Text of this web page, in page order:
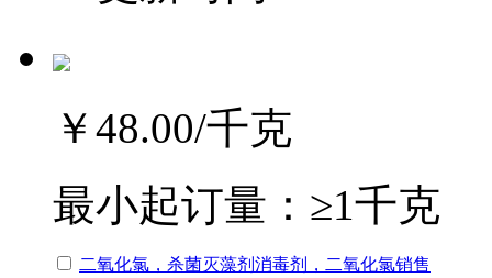
￥48.00/千克
最小起订量： ≥1千克
二氧化氯，杀菌灭藻剂消毒剂，二氧化氯销售